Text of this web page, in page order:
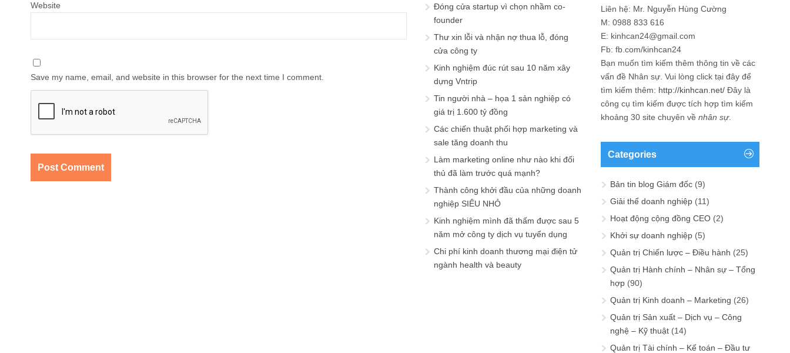
Website
Save my name, email, and website in this browser for the next time I comment.
Đóng cửa startup vì chọn nhầm co-
founder
Thư xin lỗi và nhận nợ thua lỗ, đóng
cửa công ty
Kinh nghiệm đúc rút sau 10 năm xây
dựng Vntrip
Tin người nhà – họa 1 sản nghiệp có
giá trị 1.600 tỷ đồng
Các chiến thuật phối hợp marketing và
sale tăng doanh thu
Làm marketing online như nào khi đối
thủ đã làm trước quá mạnh?
Thành công khởi đầu của những doanh
nghiệp SIÊU NHỎ
Kinh nghiệm mình đã thấm được sau 5
năm mở công ty dịch vụ tuyển dụng
Chi phí kinh doanh thương mại điện tử
ngành health và beauty
Liên hệ: Mr. Nguyễn Hùng Cường
M: 0988 833 616
E: kinhcan24@gmail.com
Fb: fb.com/kinhcan24
Bạn muốn tìm kiếm thêm thông tin về các
vấn đề Nhân sự . Vui lòng click tại đây để
tìm kiếm thêm: http://kinhcan.net/ Đây là
công cụ tìm kiếm được tích hợp tìm kiếm
khoảng 30 site chuyên về nhân sự.
Categories
Bản tin blog Giám đốc (9)
Giải thể doanh nghiệp (11)
Hoạt động cộng đồng CEO (2)
Khởi sự doanh nghiệp (5)
Quản trị Chiến lược – Điều hành (25)
Quản trị Hành chính – Nhân sự – Tổng
hợp (90)
Quản trị Kinh doanh – Marketing (26)
Quản trị Sản xuất – Dịch vụ – Công
nghệ – Kỹ thuật (14)
Quản trị Tài chính – Kế toán – Đầu tư